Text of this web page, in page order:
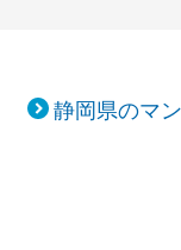
静岡県のマ